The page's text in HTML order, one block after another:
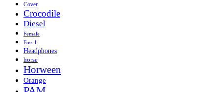
Cover
Crocodile
Diesel
Female
Fossil
Headphones
horse
Horween
Orange